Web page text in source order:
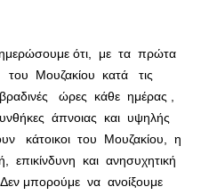
ότι, με τα πρώτα
του Μουζακίου κατά τις
ώρες κάθε ημέρας ,
άπνοιας και υψηλής
κάτοικοι του Μουζακίου, η
επικίνδυνη και ανησυχητική
μπορούμε να ανοίξουμε